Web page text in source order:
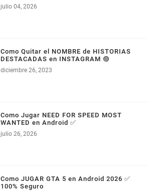
julio 04, 2026
Como Quitar el NOMBRE de HISTORIAS
DESTACADAS en INSTAGRAM 🟣
diciembre 26, 2023
Como Jugar NEED FOR SPEED MOST
WANTED en Android ✅
julio 26, 2026
Como JUGAR GTA 5 en Android 2026 ✅
100% Seguro